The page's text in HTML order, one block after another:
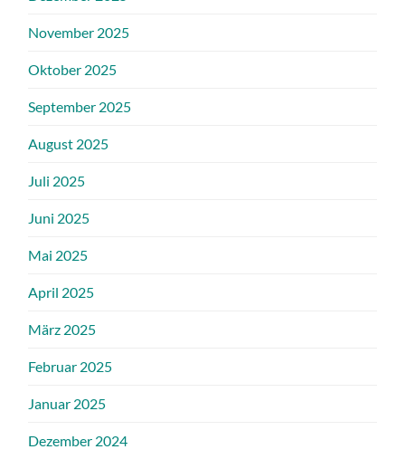
November 2025
Oktober 2025
September 2025
August 2025
Juli 2025
Juni 2025
Mai 2025
April 2025
März 2025
Februar 2025
Januar 2025
Dezember 2024